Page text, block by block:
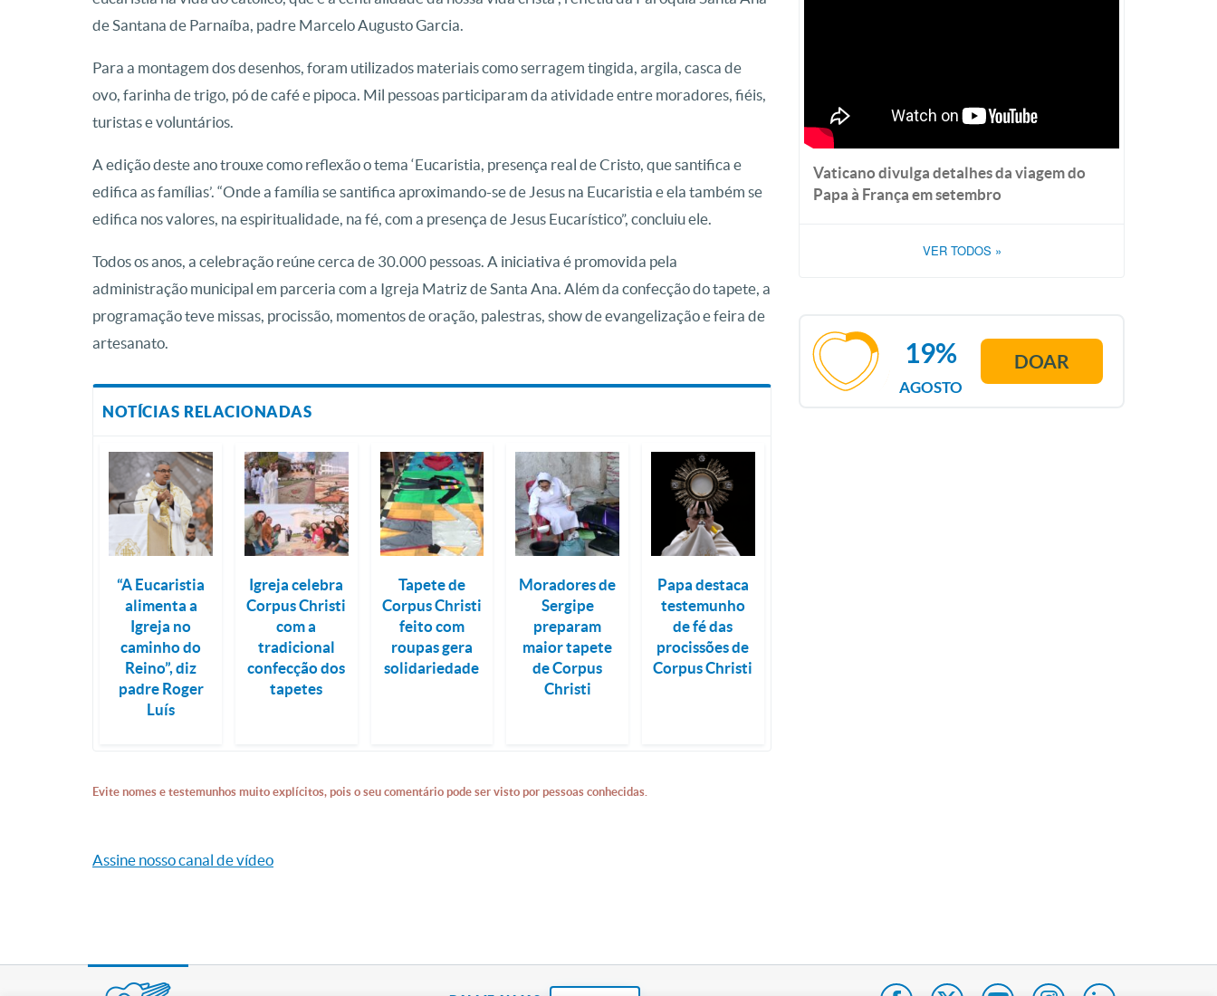
de Santana de Parnaíba, padre Marcelo Augusto Garcia.
Para a montagem dos desenhos, foram utilizados materiais como serragem tingida, argila, casca de
ovo, farinha de trigo, pó de café e pipoca. Mil pessoas participaram da atividade entre moradores, fiéis,
turistas e voluntários.
A edição deste ano trouxe como reflexão o tema ‘Eucaristia, presença real de Cristo, que santifica e
edifica as famílias’. “Onde a família se santifica aproximando-se de Jesus na Eucaristia e ela também se
edifica nos valores, na espiritualidade, na fé, com a presença de Jesus Eucarístico”, concluiu ele.
Todos os anos, a celebração reúne cerca de 30.000 pessoas. A iniciativa é promovida pela
administração municipal em parceria com a Igreja Matriz de Santa Ana. Além da confecção do tapete, a
programação teve missas, procissão, momentos de oração, palestras, show de evangelização e feira de
artesanato.
NOTÍCIAS RELACIONADAS
“A Eucaristia
alimenta a
Igreja no
caminho do
Reino”, diz
padre Roger
Luís
Igreja celebra
Corpus Christi
com a
tradicional
confecção dos
tapetes
Tapete de
Corpus Christi
feito com
roupas gera
solidariedade
Moradores de
Sergipe
preparam
maior tapete
de Corpus
Christi
Papa destaca
testemunho
de fé das
procissões de
Corpus Christi
Evite nomes e testemunhos muito explícitos, pois o seu comentário pode ser visto por pessoas conhecidas.
Assine nosso canal de vídeo
Vaticano divulga detalhes da viagem do
Papa à França em setembro
VER TODOS »
AGOSTO
19% DOAR